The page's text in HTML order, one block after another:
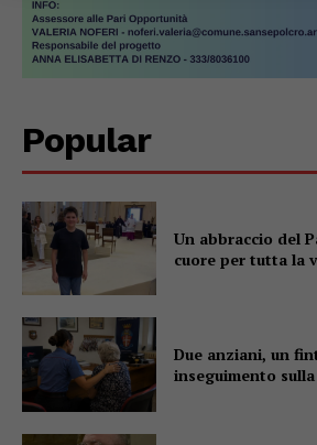
Popular
Un abbraccio del
cuore per tutta la
Due anziani, un
inseguimento sulla